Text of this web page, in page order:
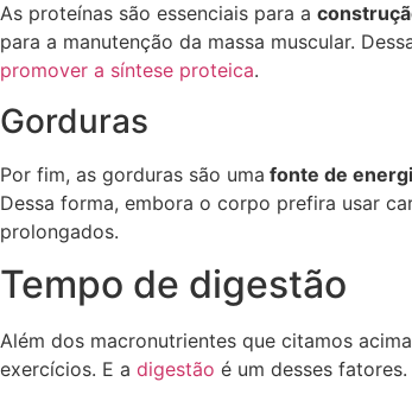
As proteínas são essenciais para a
para a manutenção da massa muscular.
promover a síntese proteica.
Gorduras
Por fim, as gorduras são uma fonte de
Dessa forma, embora o corpo prefira usar
prolongados.
Tempo de digestão
Além dos macronutrientes que citamos
exercícios. E a digestão é um desses fatores.